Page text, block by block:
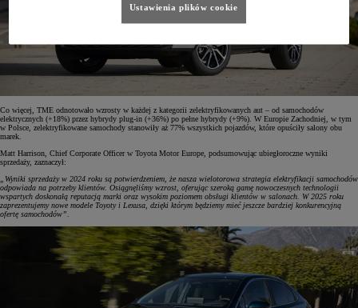
Co więcej, TME odnotowało wzrosty w każdej z kategorii zelektryfikowanych aut – od samochodów
elektrycznych (+18%) przez hybrydy plug-in (+36%) po pełne hybrydy (+9%). W Europie Zachodniej, w tym
w Polsce, zelektryfikowane samochody stanowiły aż 77% wszystkich pojazdów, które opuściły salony obu
marek.
Matt Harrison, Chief Corporate Officer w Toyota Motor Europe, podsumowując ubiegłoroczne wyniki
sprzedaży, zaznaczył:
„Wyniki sprzedaży w 2024 roku są potwierdzeniem, że nasza wielotorowa strategia elektryfikacji samochodów
odpowiada na potrzeby klientów. Osiągnęliśmy wzrost, oferując szeroką gamę nowoczesnych technologii
wspartych doskonałą reputacją marki oraz wysokim poziomem obsługi klientów w salonach. W 2025 roku
zaprezentujemy nowe modele Toyoty i Lexusa, dzięki którym będziemy mieć jeszcze bardziej konkurencyjną
ofertę samochodów”.
Ustawienia plików cookie